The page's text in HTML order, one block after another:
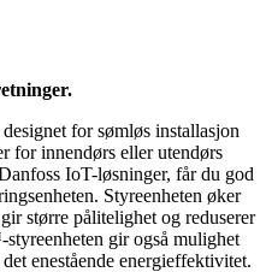
for sømløs installasjon
for innendørs eller utendørs
IoT-løsninger, får du god
Styreenheten øker
større pålitelighet og reduserer
gir også mulighet
enestående energieffektivitet.